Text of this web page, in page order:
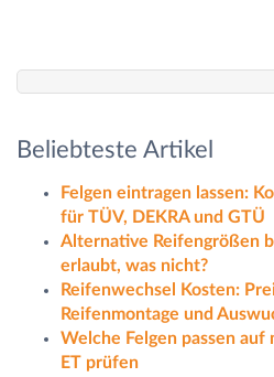
Beliebteste Artikel
Felgen eintragen lassen:
für TÜV, DEKRA und GTÜ
Alternative Reifengrößen
erlaubt, was nicht?
Reifenwechsel Kosten:
Reifenmontage und
Welche Felgen passen auf
ET prüfen